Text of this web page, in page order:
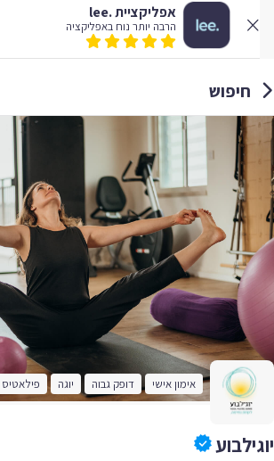
אפליקציית .lee
הרבה יותר נוח באפליקציה
חיפוש
אימון אישי דופק גבוה יוגה פילאטיס